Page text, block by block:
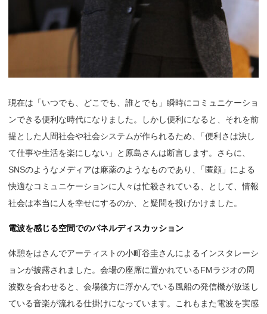
現在は「いつでも、どこでも、誰とでも」瞬時にコミュニケーショ
ンできる便利な時代になりました。しかし便利になると、それを前
提とした人間社会や社会システムが作られるため
「便利さは決し
て仕事や生活を楽にしない」と原島さんは断言します。さらに、
SNSのようなメディアは麻薬のようなものであり
「匿顔」による
快適なコミュニケーションに人々は忙殺されている、として、情報
社会は本当に人を幸せにするのか、と疑問を投げかけました。
電波を感じる空間でのパネルディスカッション
休憩をはさんでアーティストの小町谷圭さんによるインスタレーシ
ョンが披露されました。会場の座席に置かれているFMラジオの周
波数を合わせると、会場後方に浮かんでいる風船の発信機が放送し
ている音楽が流れる仕掛けになっています。これもまた電波を実感